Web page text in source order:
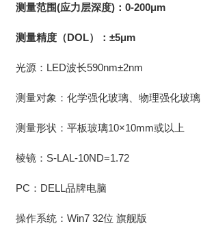
测量范围(应力层深度)：0-200μm
测量精度（DOL）：±5μm
光源：LED波长590nm±2nm
测量对象：化学强化玻璃、物理强化玻璃
测量形状：平板玻璃10×10mm或以上
棱镜：S-LAL-10ND=1.72
PC：DELL品牌电脑
操作系统：Win7 32位 旗舰版